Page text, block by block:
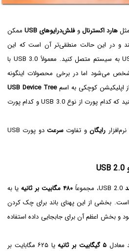
هارد اکسترنالوفلش‌درایو‌های USB
ممکن
و در این حالت منطقی‌تر آن است که این
وسایل را از طریق پورت USB 3.0 به سیستم متصل کنید. معمولاً USB 3.0‌ با
می‌شود اما در برخی محصولات اینگونه
اپلیکیشن کوچکی به اسمUSB Device Tree
استفاده کنید و بررسی کنید که کدام پورت از نوع USB 3.0 و کدام پورت
رایگانو تفاوت سرعت
دو پورت USB
۴۸۰ مگابیت بر ثانیه
یا به
بر ثانیه است. بخشی از این پهنای باند برای چک کردن
و بخش اعظم آن برای جابجایی داده استفاده
۵ گیگابیت بر ثانیه
یا ۶۲۵ مگابایت بر